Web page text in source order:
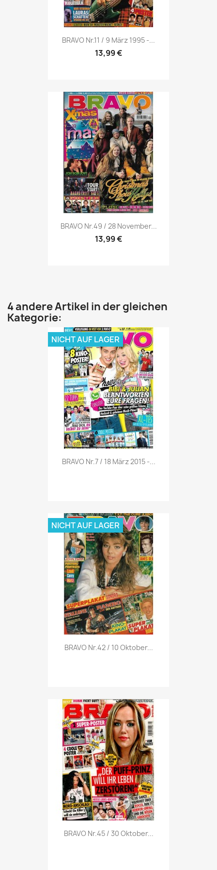
Vorschau
BRAVO Nr.11 / 9 März 1995 -...
13,99 €
Vorschau
BRAVO Nr.49 / 28 November...
13,99 €
4 andere Artikel in der gleichen
Kategorie:
Vorschau
BRAVO Nr.7 / 18 März 2015 -...
NICHT AUF LAGER
Vorschau
BRAVO Nr.42 / 10 Oktober...
NICHT AUF LAGER
Vorschau
BRAVO Nr.45 / 30 Oktober...